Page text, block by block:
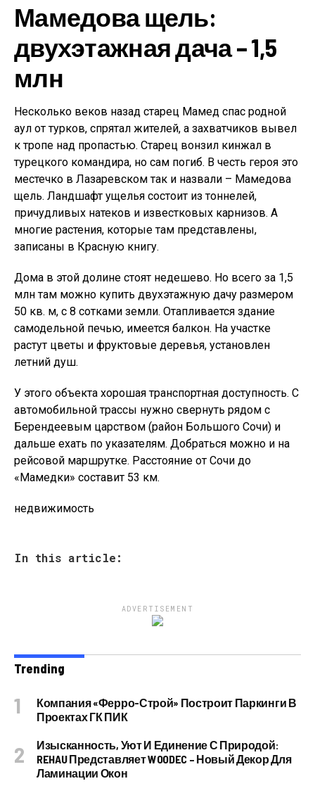
Мамедова щель:
двухэтажная дача – 1,5
млн
Несколько веков назад старец Мамед спас родной
аул от турков, спрятал жителей, а захватчиков вывел
к тропе над пропастью. Старец вонзил кинжал в
турецкого командира, но сам погиб. В честь героя это
местечко в Лазаревском так и назвали – Мамедова
щель. Ландшафт ущелья состоит из тоннелей,
причудливых натеков и известковых карнизов. А
многие растения, которые там представлены,
записаны в Красную книгу.
Дома в этой долине стоят недешево. Но всего за 1,5
млн там можно купить двухэтажную дачу размером
50 кв. м, с 8 сотками земли. Отапливается здание
самодельной печью, имеется балкон. На участке
растут цветы и фруктовые деревья, установлен
летний душ.
У этого объекта хорошая транспортная доступность. С
автомобильной трассы нужно свернуть рядом с
Берендеевым царством (район Большого Сочи) и
дальше ехать по указателям. Добраться можно и на
рейсовой маршрутке. Расстояние от Сочи до
«Мамедки» составит 53 км.
недвижимость
In this article:
ADVERTISEMENT
Trending
Компания «Ферро-Строй» Построит Паркинги В
Проектах ГК ПИК
Изысканность, Уют И Единение С Природой:
REHAU Представляет WOODEC – Новый Декор Для
Ламинации Окон